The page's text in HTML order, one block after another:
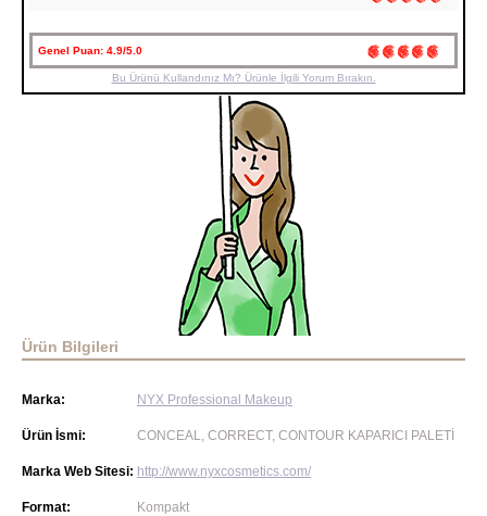
Genel Puan: 4.9/5.0
Bu Ürünü Kullandınız Mı? Ürünle İlgili Yorum Bırakın.
Ürün Bilgileri
Marka: NYX Professional Makeup
Ürün İsmi: CONCEAL, CORRECT, CONTOUR KAPARICI PALETİ
Marka Web Sitesi: http://www.nyxcosmetics.com/
Format: Kompakt